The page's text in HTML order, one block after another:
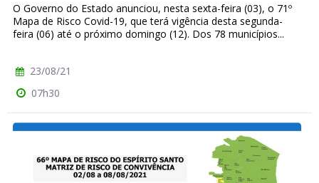
O Governo do Estado anunciou, nesta sexta-feira (03), o 71º
Mapa de Risco Covid-19, que terá vigência desta segunda-
feira (06) até o próximo domingo (12). Dos 78 municípios...
23/08/21
07h30